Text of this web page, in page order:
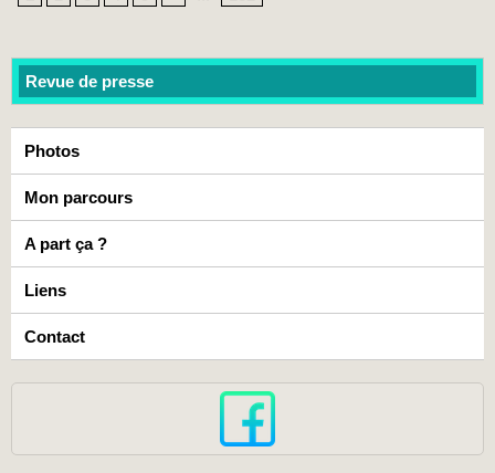
Revue de presse
Photos
Mon parcours
A part ça ?
Liens
Contact